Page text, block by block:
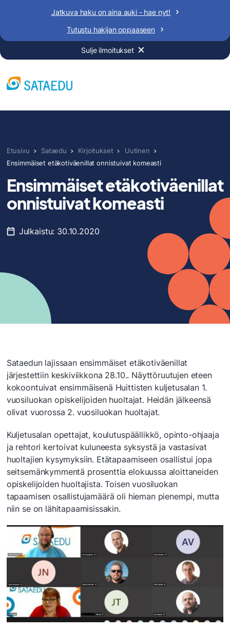
Jatkuva haku on aina auki - hae nyt!
Tutustu hakijan oppaaseen
Sulje ilmoitukset
Etusivu Sataedu Kirjoitukset
Uutinen
Ensimmäiset etäkotiväenillat onnistuivat komeasti
Ensimmäiset etäkotiväenillat
onnistuivat komeasti
Julkaistu: 30.10.2020
Sataedun lajissaan ensimmäiset etäkotiväenillat
järjestettiin keskiviikkona 28.10.. Näyttöruutujen eteen
kokoontuivat ensimmäisenä Huittisten kuljetusalan 1.
vuosiluokan opiskelijoiden huoltajat. Heidän jälkeensä
olivat vuorossa 2. vuosiluokan huoltajat.
Kuljetusalan opettajat, koulutuspäällikkö, opinto-ohjaaja
ja rehtori kertoivat kuluneesta syksystä ja vastasivat
huoltajien kysymyksiin. Etätapaamiseen osallistui jopa
seitsemänkymmentä prosenttia elokuussa aloittaneiden
opiskelijoiden huoltajista. Toisen vuosiluokan
tapaamisen osallistujamäärä oli hieman pienempi, mutta
niin se on lähitapaamisissakin.